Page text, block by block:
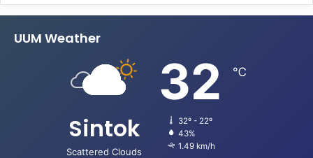
UUM Weather
Sintok
Scattered Clouds
32 ℃
32º - 22º
43%
1.49 km/h